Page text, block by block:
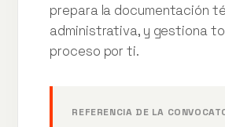
prepara la documentación
administrativa, y gestiona
proceso por ti.
REFERENCIA DE LA